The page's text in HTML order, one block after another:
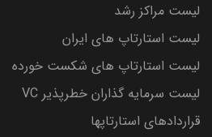
لیست مراکز رشد
لیست استارتاپ های ایران
لیست استارتاپ های شکست خورده
لیست سرمایه گذاران خطرپذیر VC
قراردادهای استارتاپها